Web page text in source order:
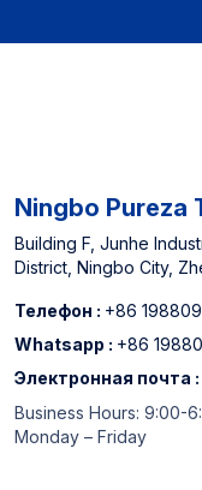
Ningbo Pureza
Building F, Junhe
District, Ningbo City,
Телефон : +86
Whatsapp : +86
Электронная почта :
Business Hours: 9:00-
Monday – Friday